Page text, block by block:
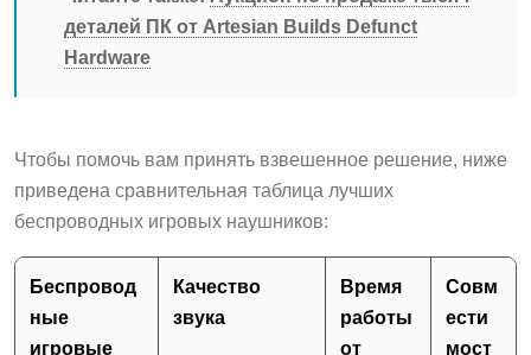
деталей ПК от Artesian Builds Defunct
Hardware
Чтобы помочь вам принять взвешенное решение, ниже
приведена сравнительная таблица лучших
беспроводных игровых наушников:
Беспровод
ные
игровые
Качество
звука
Время
работы
от
Совм
ести
мост